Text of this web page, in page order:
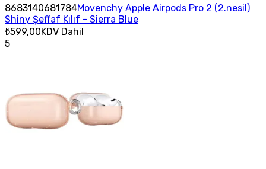
8683140681784Movenchy Apple Airpods Pro 2 (2.nesil)
Shiny Şeffaf Kılıf - Sierra Blue
₺599,00KDV Dahil
5